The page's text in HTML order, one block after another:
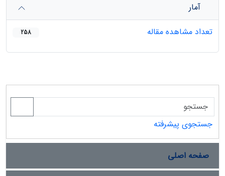
آمار
تعداد مشاهده مقاله
258
جستجوی پیشرفته
صفحه اصلی